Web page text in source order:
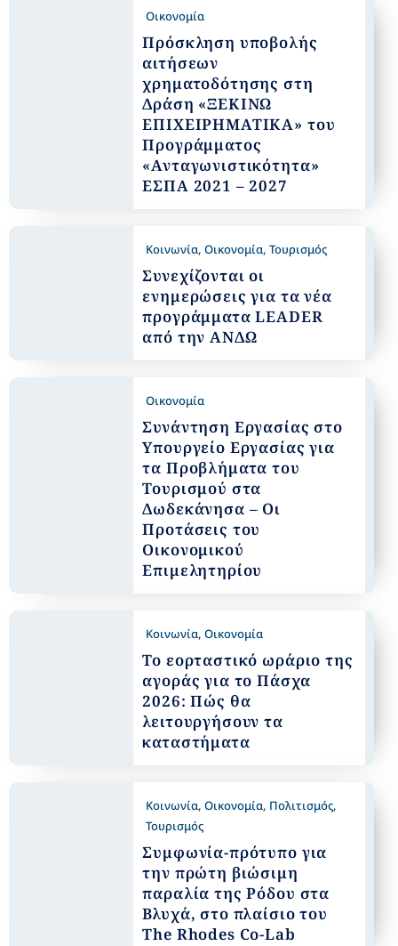
Οικονομία
Πρόσκληση υποβολής
αιτήσεων
χρηματοδότησης στη
Δράση «ΞΕΚΙΝΩ
ΕΠΙΧΕΙΡΗΜΑΤΙΚΑ» του
Προγράμματος
«Ανταγωνιστικότητα»
ΕΣΠΑ 2021 – 2027
Κοινωνία,Οικονομία,Τουρισμός
Συνεχίζονται οι
ενημερώσεις για τα νέα
προγράμματα LEADER
από την ΑΝΔΩ
Οικονομία
Συνάντηση Εργασίας στο
Υπουργείο Εργασίας για
τα Προβλήματα του
Τουρισμού στα
Δωδεκάνησα – Οι
Προτάσεις του
Οικονομικού
Επιμελητηρίου
Κοινωνία,Οικονομία
Το εορταστικό ωράριο της
αγοράς για το Πάσχα
2026: Πώς θα
λειτουργήσουν τα
καταστήματα
Κοινωνία,Οικονομία, Πολιτισμός,
Τουρισμός
Συμφωνία-πρότυπο για
την πρώτη βιώσιμη
παραλία της Ρόδου στα
Βλυχά, στο πλαίσιο του
The Rhodes Co-Lab